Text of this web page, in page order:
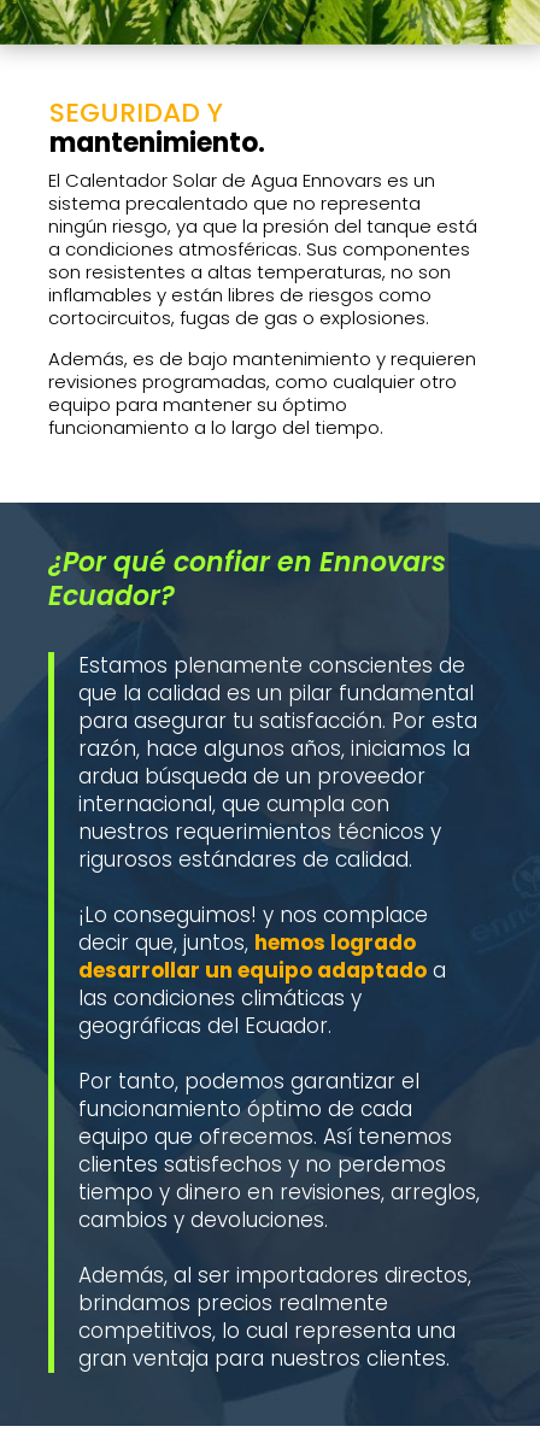
SEGURIDAD Y
mantenimiento.
El Calentador Solar de Agua Ennovars es un
sistema precalentado que no representa
ningún riesgo, ya que la presión del tanque está
a condiciones atmosféricas. Sus componentes
son resistentes a altas temperaturas, no son
inflamables y están libres de riesgos como
cortocircuitos, fugas de gas o explosiones.
Además, es de bajo mantenimiento y requieren
revisiones programadas, como cualquier otro
equipo para mantener su óptimo
funcionamiento a lo largo del tiempo.
¿Por qué confiar en Ennovars
Ecuador?
Estamos plenamente conscientes de
que la calidad es un pilar fundamental
para asegurar tu satisfacción. Por esta
razón, hace algunos años, iniciamos la
ardua búsqueda de un proveedor
internacional, que cumpla con
nuestros requerimientos técnicos y
rigurosos estándares de calidad.
¡Lo conseguimos! y nos complace
decir que, juntos, hemos logrado
desarrollar un equipo adaptado a
las condiciones climáticas y
geográficas del Ecuador.
Por tanto, podemos garantizar el
funcionamiento óptimo de cada
equipo que ofrecemos. Así tenemos
clientes satisfechos y no perdemos
tiempo y dinero en revisiones, arreglos,
cambios y devoluciones.
Además, al ser importadores directos,
brindamos precios realmente
competitivos, lo cual representa una
gran ventaja para nuestros clientes.